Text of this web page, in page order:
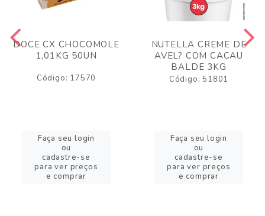
DOCE CX CHOCOMOLE
1,01KG 50UN
Código: 17570
Faça seu login
ou
cadastre-se
para ver preços
e comprar
NUTELLA CREME DE
AVEL? COM CACAU
BALDE 3KG
Código: 51801
Faça seu login
ou
cadastre-se
para ver preços
e comprar